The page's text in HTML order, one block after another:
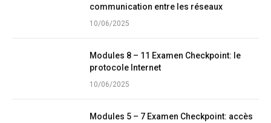
communication entre les réseaux
10/06/2025
Modules 8 – 11 Examen Checkpoint: le
protocole Internet
10/06/2025
Modules 5 – 7 Examen Checkpoint: accès